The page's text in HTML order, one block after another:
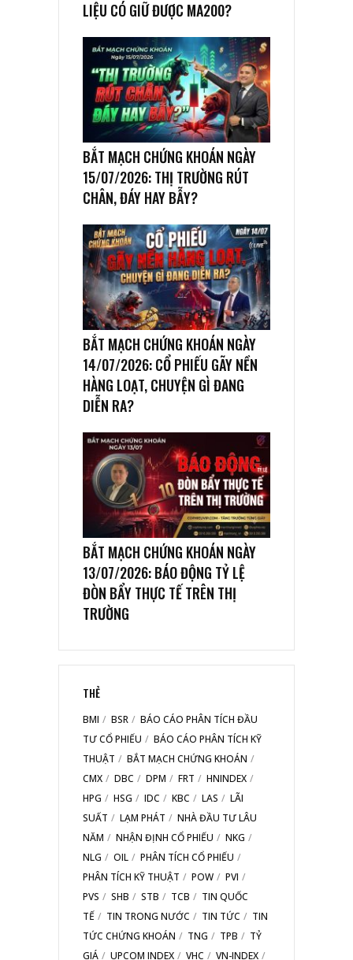
LIỆU CÓ GIỮ ĐƯỢC MA200?
BẮT MẠCH CHỨNG KHOÁN NGÀY
15/07/2026: THỊ TRƯỜNG RÚT
CHÂN, ĐÁY HAY BẪY?
BẮT MẠCH CHỨNG KHOÁN NGÀY
14/07/2026: CỔ PHIẾU GÃY NỀN
HÀNG LOẠT, CHUYỆN GÌ ĐANG
DIỄN RA?
BẮT MẠCH CHỨNG KHOÁN NGÀY
13/07/2026: BÁO ĐỘNG TỶ LỆ
ĐÒN BẨY THỰC TẾ TRÊN THỊ
TRƯỜNG
THẺ
BMI BSR
BÁO CÁO PHÂN TÍCH ĐẦU
TƯ CỔ PHIẾU
BÁO CÁO PHÂN TÍCH KỸ
THUẬT
BẮT MẠCH CHỨNG KHOÁN
CMX
DBC DPM FRT
HNINDEX
HPG
HSG IDC KBC LAS
LÃI
SUẤT
LẠM PHÁT
NHÀ ĐẦU TƯ LÂU
NĂM
NHẬN ĐỊNH CỔ PHIẾU
NKG
NLG
OIL
PHÂN TÍCH CỔ PHIẾU
PHÂN TÍCH KỸ THUẬT
POW
PVI
PVS
SHB STB TCB
TIN QUỐC
TẾ
TIN TRONG NƯỚC TIN TỨC
TIN
TỨC CHỨNG KHOÁN
TNG TPB
TỶ
GIÁ
UPCOM INDEX VHC VN-INDEX